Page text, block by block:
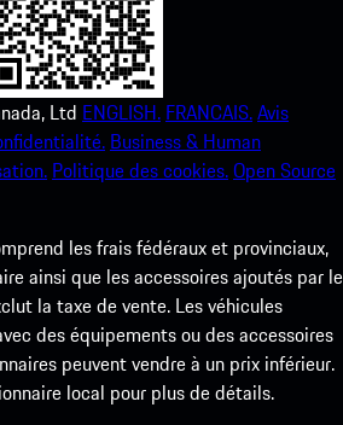
Ltd ENGLISH. FRANCAIS.Avis
Business & Human
Politique des cookies.Open Source
les frais fédéraux et provinciaux,
ainsi que les accessoires ajoutés par le
la taxe de vente. Les véhicules
des équipements ou des accessoires
peuvent vendre à un prix inférieur.
local pour plus de détails.